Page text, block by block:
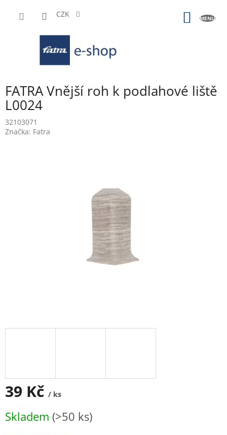
CZK
FATRA Vnější roh k podlahové liště
L0024
32103071
Značka: Fatra
39 Kč / ks
cena:
Skladem (>50 ks)